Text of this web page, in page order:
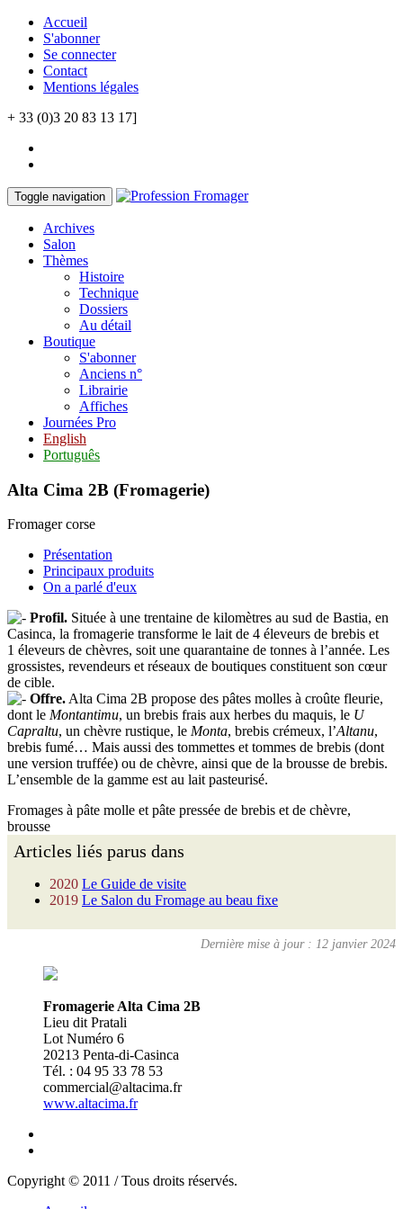
Accueil
S'abonner
Se connecter
Contact
Mentions légales
+ 33 (0)3 20 83 13 17]
Toggle navigation
Archives
Salon
Thèmes
Histoire
Technique
Dossiers
Au détail
Boutique
S'abonner
Anciens n°
Librairie
Affiches
Journées Pro
English
Português
Alta Cima 2B (Fromagerie)
Fromager corse
Présentation
Principaux produits
On a parlé d'eux
Profil. Située à une trentaine de kilomètres au sud de Bastia, en
Casinca, la fromagerie transforme le lait de 4 éleveurs de brebis et
1 éleveurs de chèvres, soit une quarantaine de tonnes à l’année. Les
grossistes, revendeurs et réseaux de boutiques constituent son cœur
de cible.
Offre.Alta Cima 2B propose des pâtes molles à croûte fleurie,
dont le Montantimu, un brebis frais aux herbes du maquis, le U
Capraltu, un chèvre rustique, le Monta, brebis crémeux, l’Altanu,
brebis fumé… Mais aussi des tommettes et tommes de brebis (dont
une version truffée) ou de chèvre, ainsi que de la brousse de brebis.
L’ensemble de la gamme est au lait pasteurisé.
Fromages à pâte molle et pâte pressée de brebis et de chèvre,
brousse
Articles liés parus dans
2020 Le Guide de visite
2019 Le Salon du Fromage au beau fixe
Dernière mise à jour : 12 janvier 2024
Fromagerie Alta Cima 2B
Lieu dit Pratali
Lot Numéro 6
20213 Penta-di-Casinca
Tél. : 04 95 33 78 53
commercial@altacima.fr
www.altacima.fr
Copyright © 2011 / Tous droits réservés.